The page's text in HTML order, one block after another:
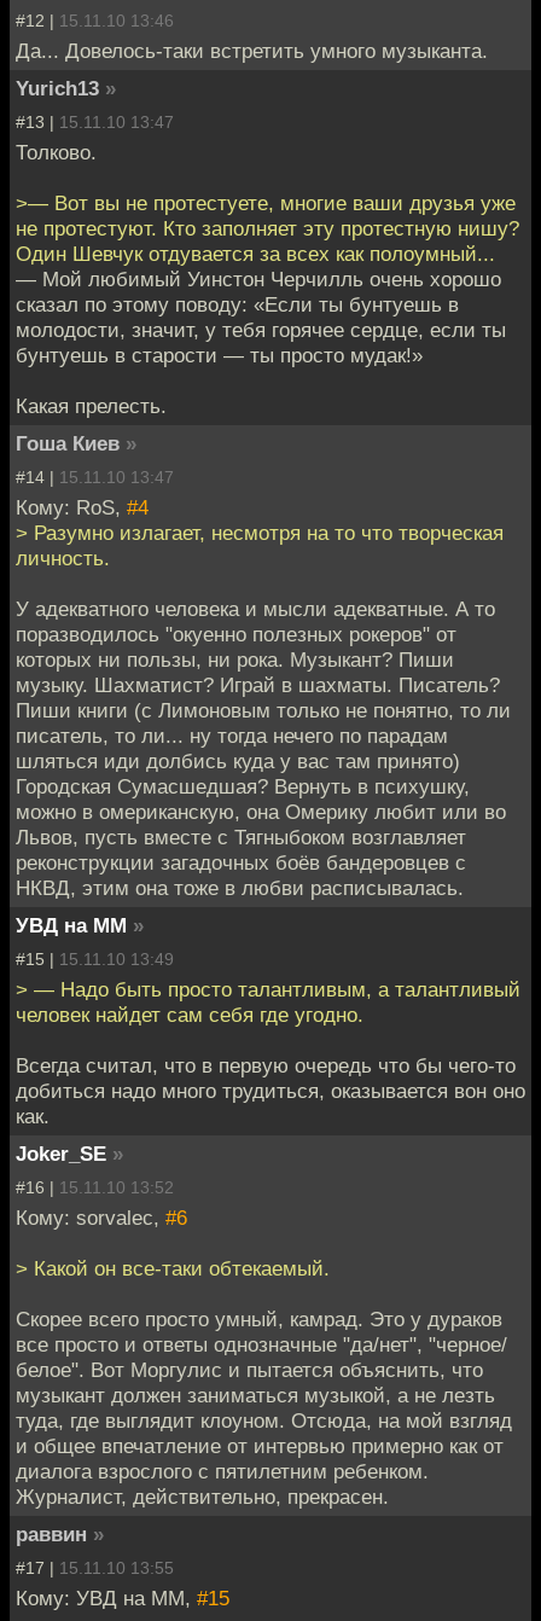
#12 | 15.11.10 13:46
Да... Довелось-таки встретить умного музыканта.
Yurich13 »
#13 | 15.11.10 13:47
Толково.
>— Вот вы не протестуете, многие ваши друзья уже
не протестуют. Кто заполняет эту протестную нишу?
Один Шевчук отдувается за всех как полоумный...
— Мой любимый Уинстон Черчилль очень хорошо
сказал по этому поводу: «Если ты бунтуешь в
молодости, значит, у тебя горячее сердце, если ты
бунтуешь в старости — ты просто мудак!»
Какая прелесть.
Гоша Киев »
#14 | 15.11.10 13:47
Кому: RoS, #4
> Разумно излагает, несмотря на то что творческая
личность.
У адекватного человека и мысли адекватные. А то
поразводилось "окуенно полезных рокеров" от
которых ни пользы, ни рока. Музыкант? Пиши
музыку. Шахматист? Играй в шахматы. Писатель?
Пиши книги (с Лимоновым только не понятно, то ли
писатель, то ли... ну тогда нечего по парадам
шляться иди долбись куда у вас там принято)
Городская Сумасшедшая? Вернуть в психушку,
можно в омериканскую, она Омерику любит или во
Львов, пусть вместе с Тягныбоком возглавляет
реконструкции загадочных боёв бандеровцев с
НКВД, этим она тоже в любви расписывалась.
УВД на ММ »
#15 | 15.11.10 13:49
> — Надо быть просто талантливым, а талантливый
человек найдет сам себя где угодно.
Всегда считал, что в первую очередь что бы чего-то
добиться надо много трудиться, оказывается вон оно
как.
Joker_SE »
#16 | 15.11.10 13:52
Кому: sorvalec, #6
> Какой он все-таки обтекаемый.
Скорее всего просто умный, камрад. Это у дураков
все просто и ответы однозначные "да/нет", "черное/
белое". Вот Моргулис и пытается объяснить, что
музыкант должен заниматься музыкой, а не лезть
туда, где выглядит клоуном. Отсюда, на мой взгляд
и общее впечатление от интервью примерно как от
диалога взрослого с пятилетним ребенком.
Журналист, действительно, прекрасен.
раввин »
#17 | 15.11.10 13:55
Кому: УВД на ММ, #15